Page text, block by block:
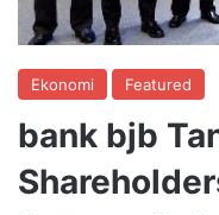
Ekonomi Featured
bank bjb